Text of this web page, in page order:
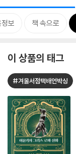
보 책 속으로
이 상품의 태그
#겨울서점택배언박싱